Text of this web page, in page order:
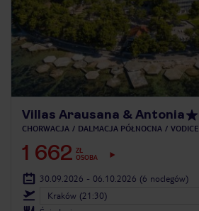
Villas Arausana & Antonia
CHORWACJA DALMACJA PÓŁNOCNA VODICE
1 662 ZŁ
OSOBA
30.09.2026 - 06.10.2026 (6 noclegów)
Kraków (21:30)